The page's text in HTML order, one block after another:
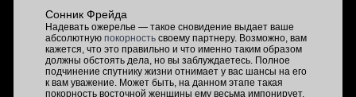
Сонник Фрейда
Надевать ожерелье — такое сновидение выдает ваше
абсолютную покорность своему партнеру. Возможно, вам
кажется, что это правильно и что именно таким образом
должны обстоять дела, но вы заблуждаетесь. Полное
подчинение спутнику жизни отнимает у вас шансы на его
к вам уважение. Может быть, на данном этапе такая
покорность восточной женщины ему весьма импонирует,